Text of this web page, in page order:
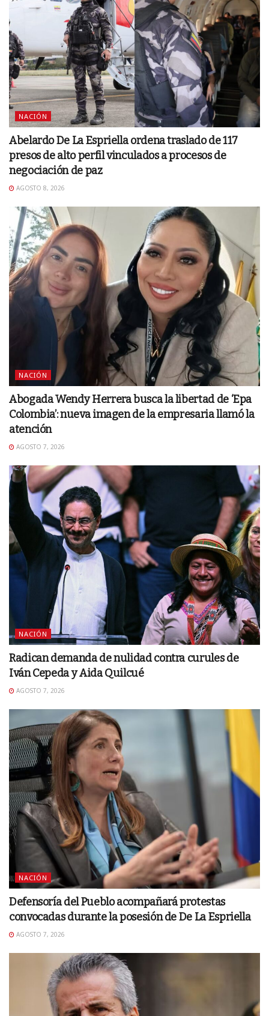
NACIÓN
Abelardo De La Espriella ordena traslado de 117
presos de alto perfil vinculados a procesos de
negociación de paz
AGOSTO 8, 2026
NACIÓN
Abogada Wendy Herrera busca la libertad de ‘Epa
Colombia’: nueva imagen de la empresaria llamó la
atención
AGOSTO 7, 2026
NACIÓN
Radican demanda de nulidad contra curules de
Iván Cepeda y Aida Quilcué
AGOSTO 7, 2026
NACIÓN
Defensoría del Pueblo acompañará protestas
convocadas durante la posesión de De La Espriella
AGOSTO 7, 2026